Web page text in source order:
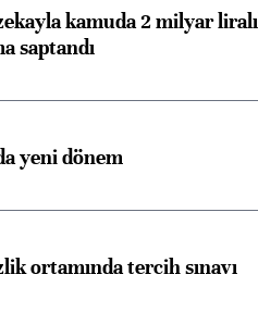
Almanya,
kamuda 2 milyar
saptandı
yeni dönem
ortamında tercih sınavı